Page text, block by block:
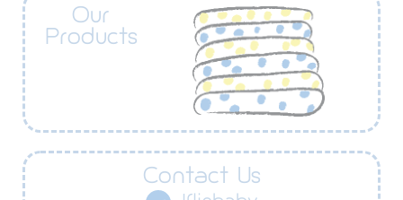
Our
Products
Contact Us